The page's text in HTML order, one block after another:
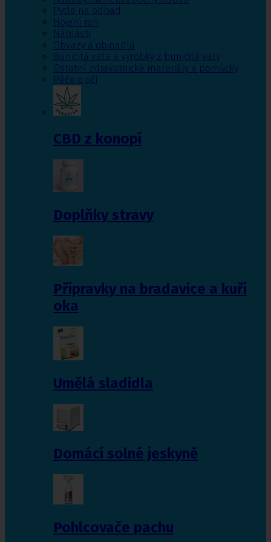
Pytle na odpad
Hojení ran
Náplasti
Obvazy a obinadla
Buničitá vata a výrobky z buničité vaty
Ostatní zdravotnické materiály a pomůcky
Péče o oči
CBD z konopí
Doplňky stravy
Přípravky na bradavice a kuří
oka
Umělá sladidla
Domácí solné jeskyně
Pohlcovače pachu